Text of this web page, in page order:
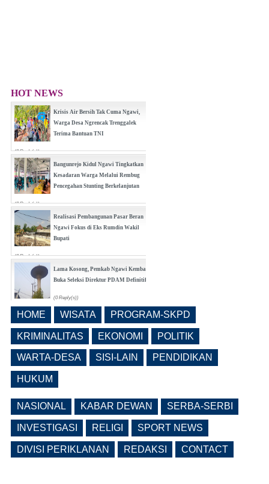
HOT NEWS
Krisis Air Bersih Tak Cuma Ngawi,
Warga Desa Ngrencak Trenggalek
Terima Bantuan TNI
(0 Reply(s))
Bangunrejo Kidul Ngawi Tingkatkan
Kesadaran Warga Melalui Rembug
Pencegahan Stunting Berkelanjutan
(0 Reply(s))
Realisasi Pembangunan Pasar Beran
Ngawi Fokus di Eks Rumdin Wakil
Bupati
(0 Reply(s))
Lama Kosong, Pemkab Ngawi Kembali
Buka Seleksi Direktur PDAM Definitif
(0 Reply(s))
Ruang, Pelanggaran Berpotensi
Dikenai Denda dan Pembatasan
Fasilitas
(0 Reply(s))
HOME WISATA PROGRAM-SKPD
KRIMINALITAS EKONOMI POLITIK
WARTA-DESA SISI-LAIN PENDIDIKAN
HUKUM
NASIONAL KABAR DEWAN SERBA-SERBI
INVESTIGASI RELIGI SPORT NEWS
DIVISI PERIKLANAN REDAKSI CONTACT